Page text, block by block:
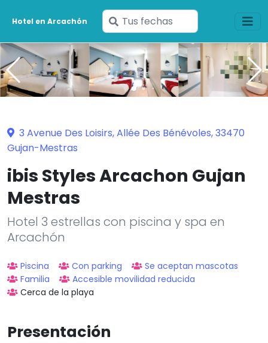
Hotel en Arcachón
Ingresa
tus
fechas
3 Avenue Des Loisirs, Allée Des Bénévoles, 33470
Gujan-Mestras
ibis Styles Arcachon Gujan
Mestras
Hotel 3 estrellas con piscina y spa en
Arcachón
Piscina Con parking
Se aceptan mascotas
Familia
Accesible movilidad reducida
Cerca de la playa
Presentación